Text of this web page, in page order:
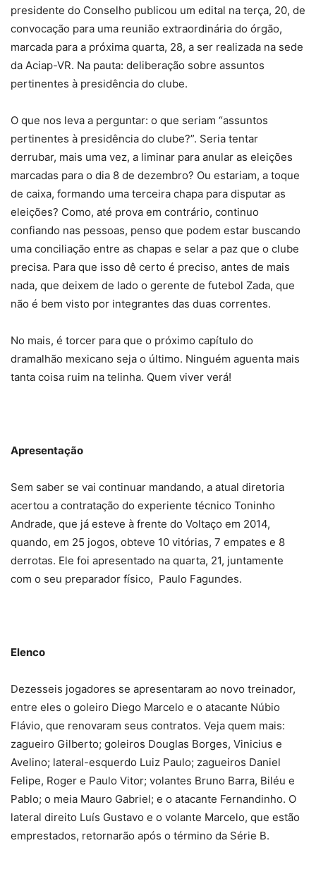
presidente do Conselho publicou um edital na terça, 20, de
convocação para uma reunião extraordinária do órgão,
marcada para a próxima quarta, 28, a ser realizada na sede
da Aciap-VR. Na pauta: deliberação sobre assuntos
pertinentes à presidência do clube.
O que nos leva a perguntar: o que seriam “assuntos
pertinentes à presidência do clube?”. Seria tentar
derrubar, mais uma vez, a liminar para anular as eleições
marcadas para o dia 8 de dezembro? Ou estariam, a toque
de caixa, formando uma terceira chapa para disputar as
eleições? Como, até prova em contrário, continuo
confiando nas pessoas, penso que podem estar buscando
uma conciliação entre as chapas e selar a paz que o clube
precisa. Para que isso dê certo é preciso, antes de mais
nada, que deixem de lado o gerente de futebol Zada, que
não é bem visto por integrantes das duas correntes.
No mais, é torcer para que o próximo capítulo do
dramalhão mexicano seja o último. Ninguém aguenta mais
tanta coisa ruim na telinha. Quem viver verá!
Apresentação
Sem saber se vai continuar mandando, a atual diretoria
acertou a contratação do experiente técnico Toninho
Andrade, que já esteve à frente do Voltaço em 2014,
quando, em 25 jogos, obteve 10 vitórias, 7 empates e 8
derrotas. Ele foi apresentado na quarta, 21, juntamente
com o seu preparador físico, Paulo Fagundes.
Elenco
Dezesseis jogadores se apresentaram ao novo treinador,
entre eles o goleiro Diego Marcelo e o atacante Núbio
Flávio, que renovaram seus contratos. Veja quem mais:
zagueiro Gilberto; goleiros Douglas Borges, Vinicius e
Avelino; lateral-esquerdo Luiz Paulo; zagueiros Daniel
Felipe, Roger e Paulo Vitor; volantes Bruno Barra, Biléu e
Pablo; o meia Mauro Gabriel; e o atacante Fernandinho. O
lateral direito Luís Gustavo e o volante Marcelo, que estão
emprestados, retornarão após o término da Série B.